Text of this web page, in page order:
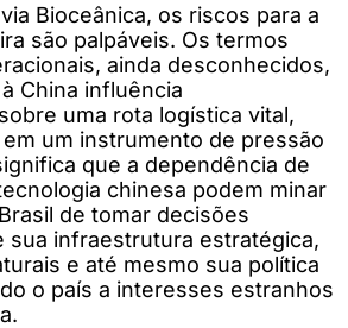
Bioceânica, os riscos para a
são palpáveis. Os termos
ainda desconhecidos,
China influência
uma rota logística vital,
um instrumento de pressão
que a dependência de
chinesa podem minar
de tomar decisões
sua infraestrutura estratégica,
e até mesmo sua política
o país a interesses estranhos